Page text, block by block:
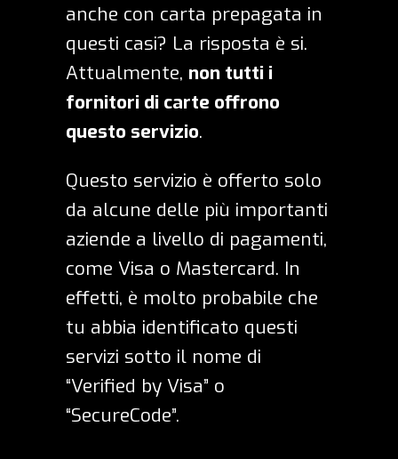
anche con carta prepagata in
questi casi? La risposta è si.
Attualmente, non tutti i
fornitori di carte offrono
questo servizio.
Questo servizio è offerto solo
da alcune delle più importanti
aziende a livello di pagamenti,
come Visa o Mastercard. In
effetti, è molto probabile che
tu abbia identificato questi
servizi sotto il nome di
“Verified by Visa” o
“SecureCode”.